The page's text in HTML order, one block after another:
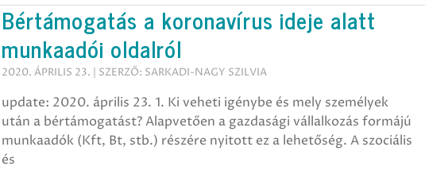
Bértámogatás a koronavírus ideje alatt
munkaadói oldalról
2020. ÁPRILIS 23. | SZERZŐ: SARKADI-NAGY SZILVIA
update: 2020. április 23. 1. Ki veheti igénybe és mely személyek
után a bértámogatást? Alapvetően a gazdasági vállalkozás formájú
munkaadók (Kft, Bt, stb.) részére nyitott ez a lehetőség. A szociális
és